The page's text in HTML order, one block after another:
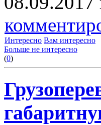
Интересно Вам интересно
Больше не интересно
(0)